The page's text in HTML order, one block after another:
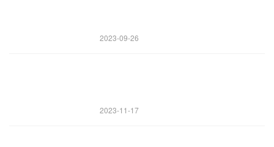
2023-09-26
2023-11-17